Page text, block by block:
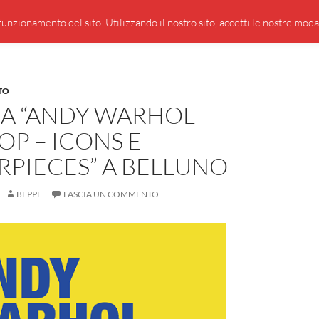
PRESENTAZIONE DI GIUSEPPE BORSOI
“ANDY WARHOL –
– ICONS E
A BELLUNO
BEPPE LASCIA UN COMMENTO
del sito. Utilizzando il nostro sito, accetti le nostre